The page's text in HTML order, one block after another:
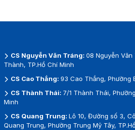
CS Nguyễn Văn Tráng: 08 Nguyễn Văn
Thành, TP.Hồ Chí Minh
CS Cao Thắng: 93 Cao Thắng, Phường
CS Thành Thái: 7/1 Thành Thái,
Minh
CS Quang Trung: Lô 10, Đường số 3,
Quang Trung, Phường Trung Mỹ Tây,